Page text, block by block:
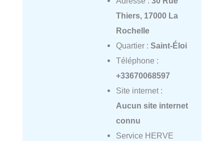
Thiers, 17000 La
Rochelle
Quartier : Saint-Éloi
Téléphone :
+33670068597
Site internet :
Aucun site internet
connu
Service HERVE